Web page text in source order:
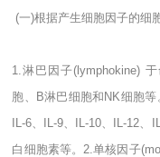
(一)根据产生细胞因子的细
1. 淋巴因子(lymphokine)
胞、
B淋巴细胞和 NK细胞等
IL-6
IL-9 IL-10 IL-12
白细胞素等。 2.单核因子